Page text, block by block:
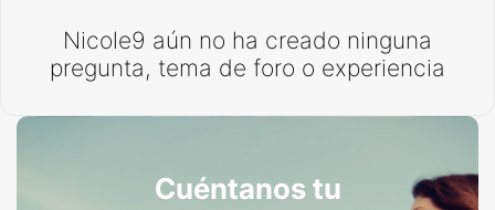
Nicole9 aún no ha creado ninguna
pregunta, tema de foro o experiencia
Cuéntanos tu